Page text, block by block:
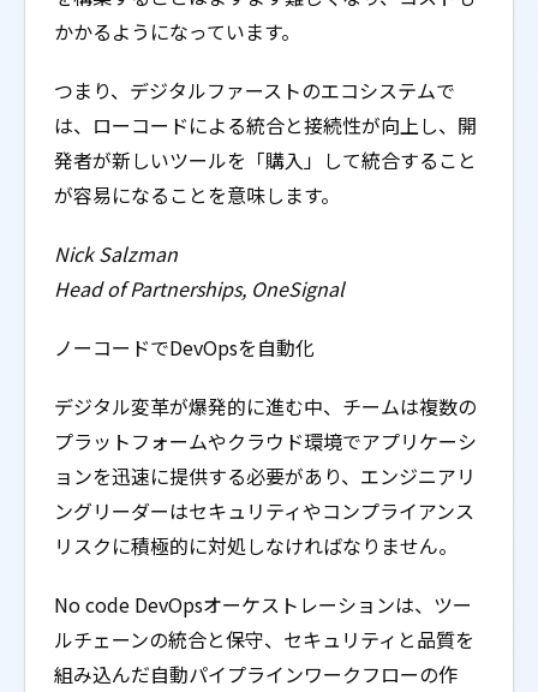
かかるようになっています。
つまり、デジタルファーストのエコシステムで
は、ローコードによる統合と接続性が向上し、開
発者が新しいツールを「購入」して統合すること
が容易になることを意味します。
Nick Salzman
Head of Partnerships, OneSignal
ノーコードでDevOpsを自動化
デジタル変革が爆発的に進む中、チームは複数の
プラットフォームやクラウド環境でアプリケーシ
ョンを迅速に提供する必要があり、エンジニアリ
ングリーダーはセキュリティやコンプライアンス
リスクに積極的に対処しなければなりません。
No code DevOpsオーケストレーションは、ツー
ルチェーンの統合と保守、セキュリティと品質を
組み込んだ自動パイプラインワークフローの作